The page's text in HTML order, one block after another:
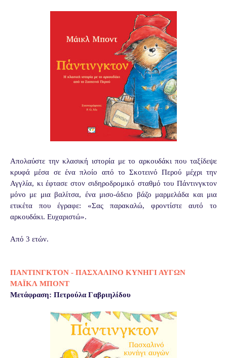
Απολαύστε την κλασική ιστορία με το αρκουδάκι που ταξίδεψε
κρυφά μέσα σε ένα πλοίο από το Σκοτεινό Περού μέχρι την
Αγγλία, κι έφτασε στον σιδηροδρομικό σταθμό του Πάντινγκτον
μόνο με μια βαλίτσα, ένα μισο-άδειο βάζο μαρμελάδα και μια
ετικέτα που έγραφε: «Σας παρακαλώ, φροντίστε αυτό το
αρκουδάκι. Ευχαριστώ».
Από 3 ετών.
ΠΑΝΤΙΝΓΚΤΟΝ - ΠΑΣΧΑΛΙΝΟ ΚΥΝΗΓΙ ΑΥΓΩΝ
ΜΑΪΚΛ ΜΠΟΝΤ
Μετάφραση: Πετρούλα Γαβριηλίδου